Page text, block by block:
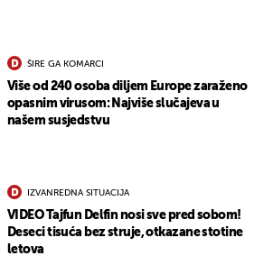
ŠIRE GA KOMARCI
Više od 240 osoba diljem Europe zaraženo
opasnim virusom: Najviše slučajeva u
našem susjedstvu
IZVANREDNA SITUACIJA
VIDEO Tajfun Delfin nosi sve pred sobom!
Deseci tisuća bez struje, otkazane stotine
letova